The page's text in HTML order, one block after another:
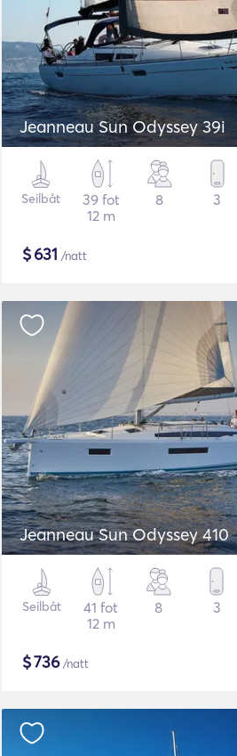
Jeanneau Sun Odyssey 39i
Seilbåt
39 fot
12 m
8 3
$631 /natt
Jeanneau Sun Odyssey 410
Seilbåt
41 fot
12 m
8 3
$736/natt